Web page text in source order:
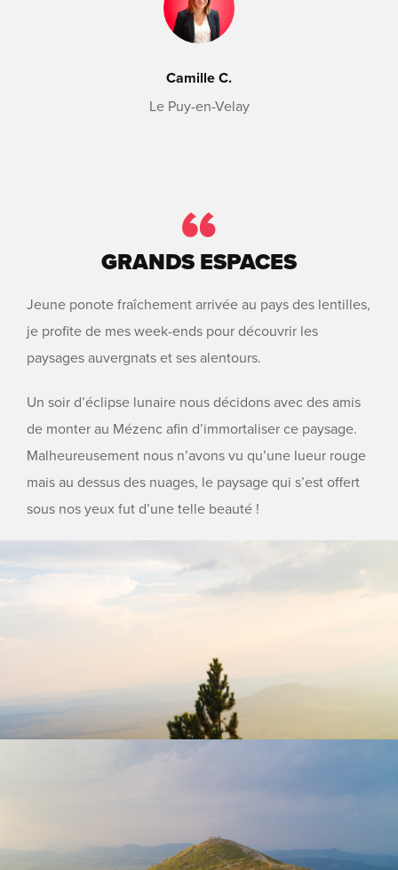
Camille C.
Le Puy-en-Velay
GRANDS ESPACES
Jeune ponote fraîchement arrivée au pays des lentilles,
je profite de mes week-ends pour découvrir les
paysages auvergnats et ses alentours.
Un soir d’éclipse lunaire nous décidons avec des amis
de monter au Mézenc afin d’immortaliser ce paysage.
Malheureusement nous n’avons vu qu’une lueur rouge
mais au dessus des nuages, le paysage qui s’est offert
sous nos yeux fut d’une telle beauté !